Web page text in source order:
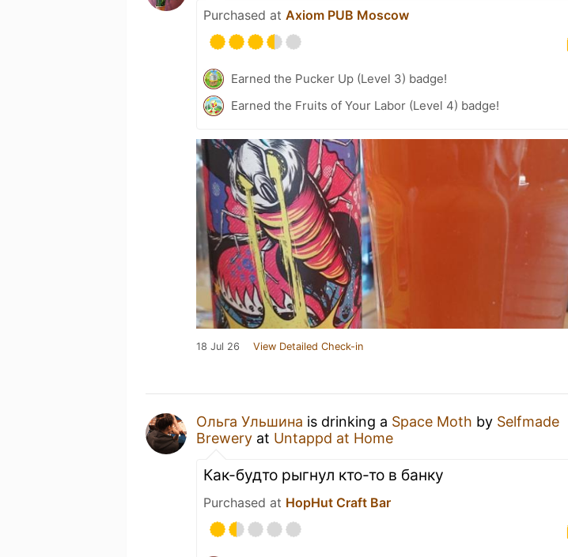
Purchased at Axiom PUB Moscow
Earned the Pucker Up (Level 3) badge!
Earned the Fruits of Your Labor (Level 4) badge!
18 Jul 26 View Detailed Check-in
Ольга Ульшина is drinking a Space Moth by Selfmade
Brewery at Untappd at Home
Как-будто рыгнул кто-то в банку
Purchased at HopHut Craft Bar